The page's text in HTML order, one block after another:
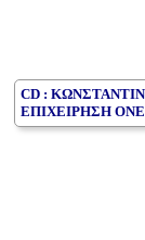
CD :
ΕΠΙΧΕΙΡΗΣΗ